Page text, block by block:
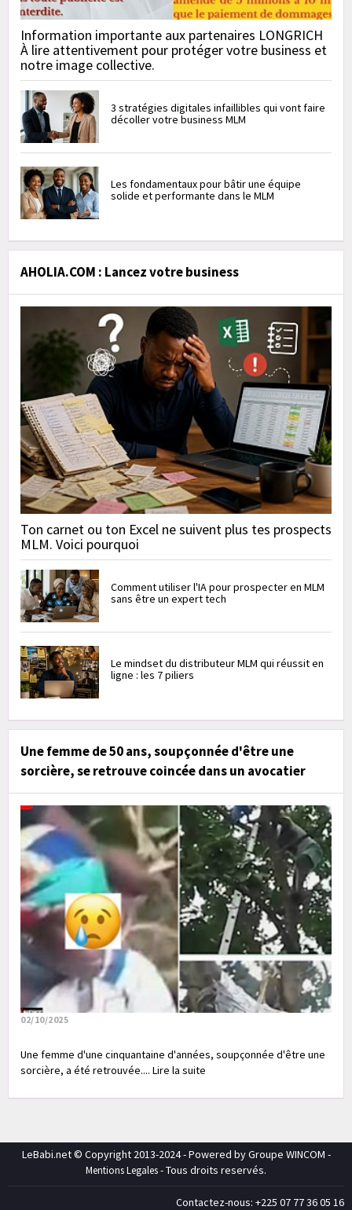
Information importante aux partenaires LONGRICH
À lire attentivement pour protéger votre business et
notre image collective.
3 stratégies digitales infaillibles qui vont faire
décoller votre business MLM
Les fondamentaux pour bâtir une équipe
solide et performante dans le MLM
AHOLIA.COM : Lancez votre business
Ton carnet ou ton Excel ne suivent plus tes prospects
MLM. Voici pourquoi
Comment utiliser l'IA pour prospecter en MLM
sans être un expert tech
Le mindset du distributeur MLM qui réussit en
ligne : les 7 piliers
Une femme de 50 ans, soupçonnée d'être une
sorcière, se retrouve coincée dans un avocatier
02/10/2025
Une femme d'une cinquantaine d'années, soupçonnée d'être une
sorcière, a été retrouvée.... Lire la suite
LeBabi.net © Copyright 2013-2024 - Powered by Groupe WINCOM -
Mentions Legales- Tous droits reservés.
Contactez-nous: +225 07 77 36 05 16